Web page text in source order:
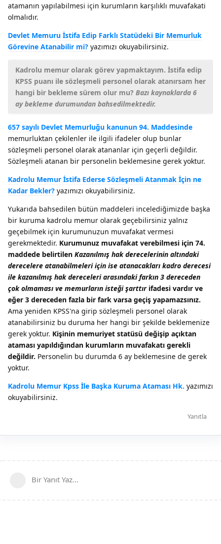
atamanın yapılabilmesi için kurumların karşılıklı muvafakati
olmalıdır.
Devlet Memuru İstifa Edip Farklı Statüdeki Bir Memurluk
Görevine Atanabilir mi? yazımızı okuyabilirsiniz.
Kadrolu memur olarak görev yapmaktayım. İstifa edip
KPSS puanı ile sözleşmeli personel olarak atanırsam her
hangi bir bekleme sürem olur mu? Bazı kaynaklarda 6
ay bekleme durumundan bahsedilmektedir.
657 sayılı Devlet Memurluğu kanunun 94. Maddesinde
memurluktan çekilenler ile ilgili ifadeler olup bunlar
sözleşmeli personel olarak atananlar için geçerli değildir.
Sözleşmeli atanan bir personelin beklemesine gerek yoktur.
Kadrolu Memur İstifa Ederse Sözleşmeli Atanmak İçin ne
Kadar Bekler? yazımızı okuyabilirsiniz.
Yukarıda bahsedilen bütün maddeleri incelediğimizde başka
bir kuruma kadrolu memur olarak geçebilirsiniz yalnız
geçebilmek için kurumunuzun muvafakat vermesi
gerekmektedir. Kurumunuz muvafakat verebilmesi için 74.
maddede belirtilen Kazanılmış hak derecelerinin altındaki
derecelere atanabilmeleri için ise atanacakları kadro derecesi
ile kazanılmış hak dereceleri arasındaki farkın 3 dereceden
çok olmaması ve memurların isteği şarttırifadesi vardır ve
eğer 3 dereceden fazla bir fark varsa geçiş yapamazsınız.
Ama yeniden KPSS'na girip sözleşmeli personel olarak
atanabilirsiniz bu duruma her hangi bir şekilde beklemenize
gerek yoktur. Kişinin memuriyet statüsü değişip açıktan
ataması yapıldığından kurumların muvafakatı gerekli
değildir. Personelin bu durumda 6 ay beklemesine de gerek
yoktur.
Kadrolu Memur Kpss İle Başka Kuruma Ataması Hk. yazımızı
okuyabilirsiniz.
Yanıtla
Bir Yanıt Yaz...